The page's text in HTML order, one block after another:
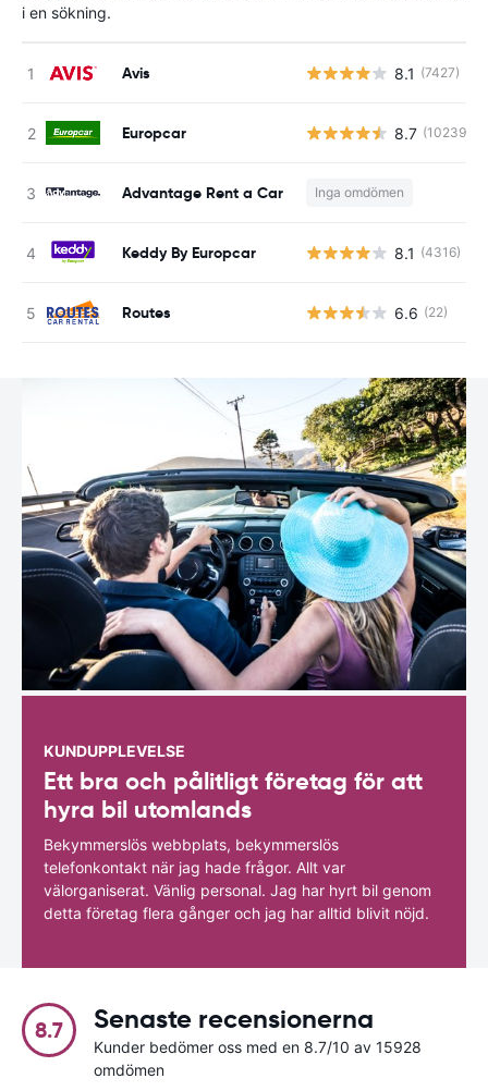
i en sökning.
Avis 8.1 (7427)
Europcar 8.7 (10239)
Advantage Rent a Car Inga omdömen
Keddy By Europcar 8.1 (4316)
Routes 6.6 (22)
KUNDUPPLEVELSE
Ett bra och pålitligt företag för att
hyra bil utomlands
Bekymmerslös webbplats, bekymmerslös
telefonkontakt när jag hade frågor. Allt var
välorganiserat. Vänlig personal. Jag har hyrt bil genom
detta företag flera gånger och jag har alltid blivit nöjd.
8.7 Senaste recensionerna
Kunder bedömer oss med en 8.7/10 av 15928
omdömen